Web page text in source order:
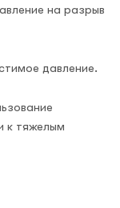
на разрыв
давление.
к тяжелым